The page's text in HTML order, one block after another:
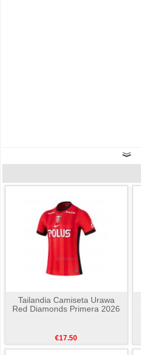
Tailandia Camiseta Urawa
Red Diamonds Primera 2026
€17.50